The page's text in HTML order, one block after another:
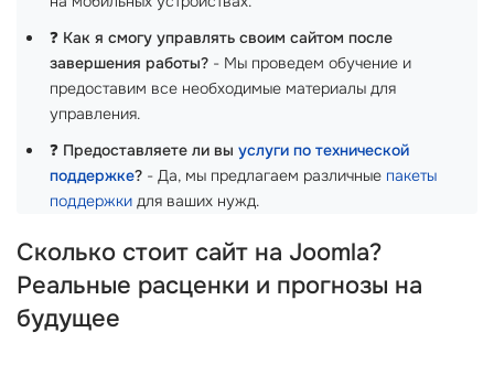
❓ Как я смогу управлять своим сайтом после
завершения работы? - Мы проведем обучение и
предоставим все необходимые материалы для
управления.
❓ Предоставляете ли вы услуги по технической
поддержке? - Да, мы предлагаем различные пакеты
поддержки для ваших нужд.
Сколько стоит сайт на Joomla?
Реальные расценки и прогнозы на
будущее